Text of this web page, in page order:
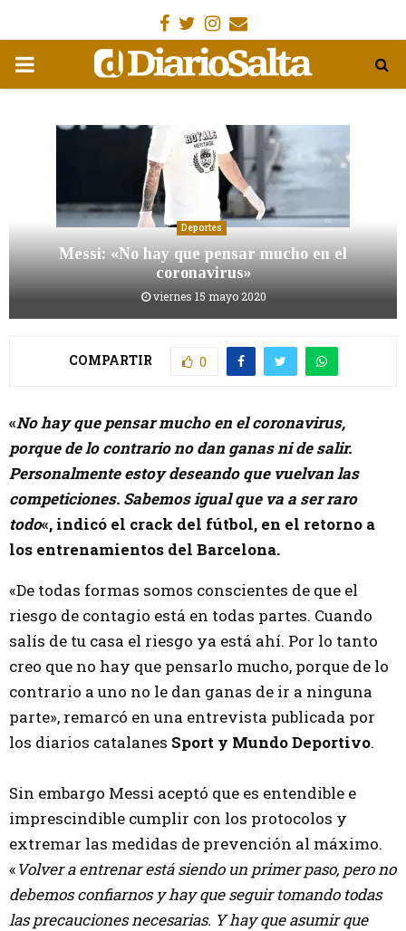
Facebook
Gorjeo
Instagram
Email
MENÚ
Deportes
Messi: «No hay que pensar mucho en el
coronavirus»
viernes 15 mayo 2020
COMPARTIR 0
«No hay que pensar mucho en el coronavirus,
porque de lo contrario no dan ganas ni de salir.
Personalmente estoy deseando que vuelvan las
competiciones. Sabemos igual que va a ser raro
todo«, indicó el crack del fútbol, en el retorno a
los entrenamientos del Barcelona.
«De todas formas somos conscientes de que el
riesgo de contagio está en todas partes. Cuando
salís de tu casa el riesgo ya está ahí. Por lo tanto
creo que no hay que pensarlo mucho, porque de lo
contrario a uno no le dan ganas de ir a ninguna
parte», remarcó en una entrevista publicada por
los diarios catalanes Sport y Mundo Deportivo.
Sin embargo Messi aceptó que es entendible e
imprescindible cumplir con los protocolos y
extremar las medidas de prevención al máximo.
«Volver a entrenar está siendo un primer paso, pero no
debemos confiarnos y hay que seguir tomando todas
las precauciones necesarias. Y hay que asumir que